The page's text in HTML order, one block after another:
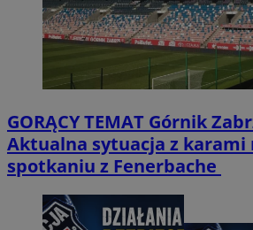
GORĄCY TEMAT Górnik
Aktualna sytuacja z karami
spotkaniu z Fenerbache